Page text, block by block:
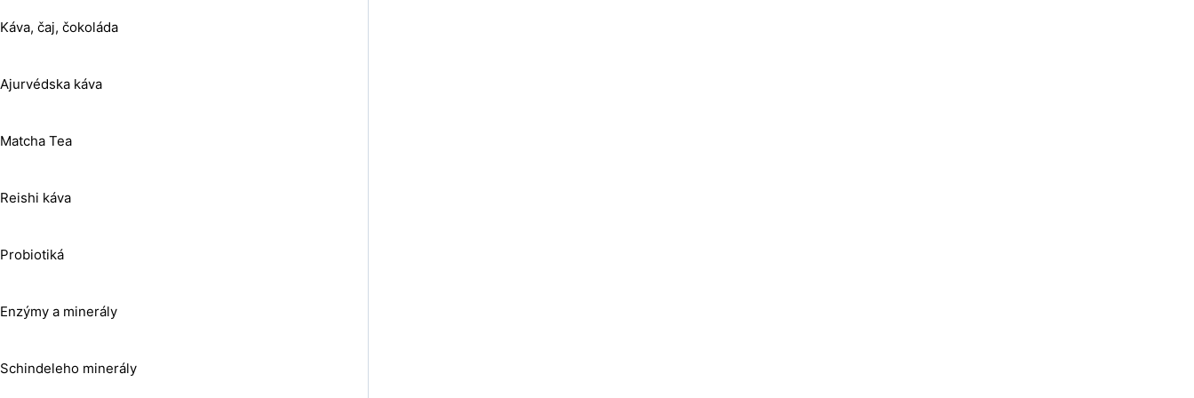
Káva, čaj, čokoláda
Ajurvédska káva
Matcha Tea
Reishi káva
Probiotiká
Enzýmy a minerály
Schindeleho minerály